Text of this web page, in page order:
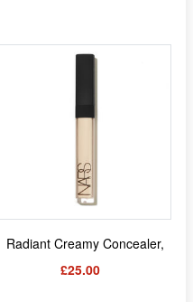
Radiant Creamy Concealer,
£25.00